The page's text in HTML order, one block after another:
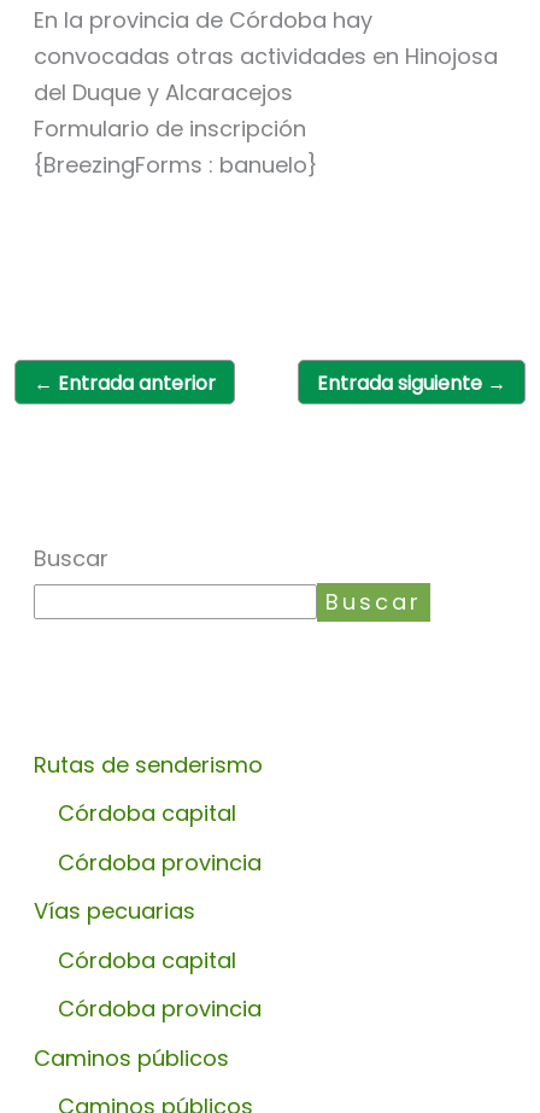
En la provincia de Córdoba hay
convocadas otras actividades en Hinojosa
del Duque y Alcaracejos
Formulario de inscripción
{BreezingForms : banuelo}
← Entrada anterior Entrada siguiente →
Buscar
Buscar
Rutas de senderismo
Córdoba capital
Córdoba provincia
Vías pecuarias
Córdoba capital
Córdoba provincia
Caminos públicos
Caminos públicos